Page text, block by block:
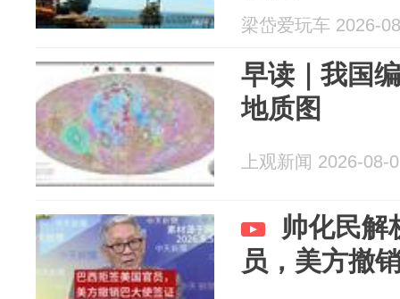
梁岱爱玩车 2026-
早读｜我国
地质图
上观新闻 2026-08-
帅化民解
员，美方撤